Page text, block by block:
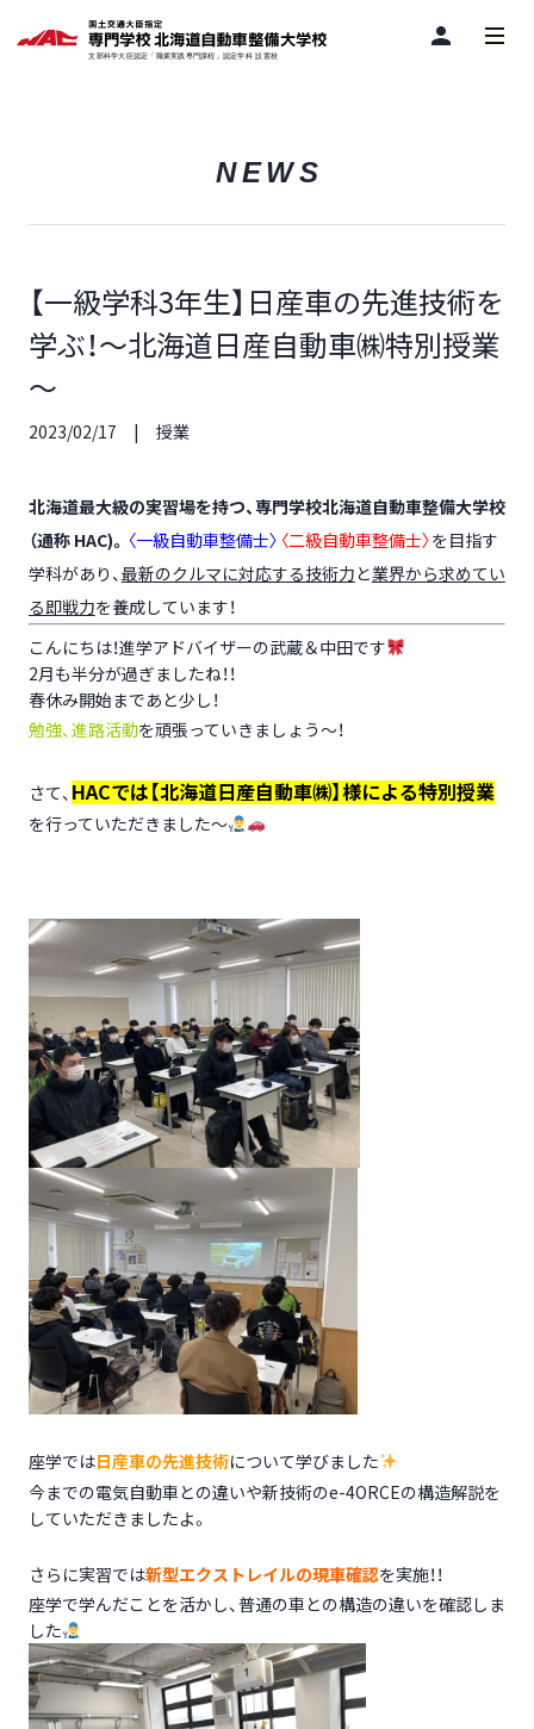
person
NEWS
【一級学科3年生】日産車の先進技術を
学ぶ！～北海道日産自動車㈱特別授業
～
2023/02/17 授業
北海道最大級の実習場を持つ、専門学校北海道自動車整備大学校
（通称HAC)。 〈一級自動車整備士〉 〈二級自動車整備士〉を目指す
学科があり、最新のクルマに対応する技術力と業界から求めてい
る即戦力を養成しています！
こんにちは！進学アドバイザーの武蔵＆中田です
2月も半分が過ぎましたね！！
春休み開始まであと少し！
勉強、進路活動を頑張っていきましょう～！
さて、 HACでは【北海道日産自動車㈱】様による特別授業
を行っていただきました～
座学では日産車の先進技術について学びました
今までの電気自動車との違いや新技術のe-4ORCEの構造解説を
していただきましたよ。
さらに実習では新型エクストレイルの現車確認を実施！！
座学で学んだことを活かし、普通の車との構造の違いを確認しま
した